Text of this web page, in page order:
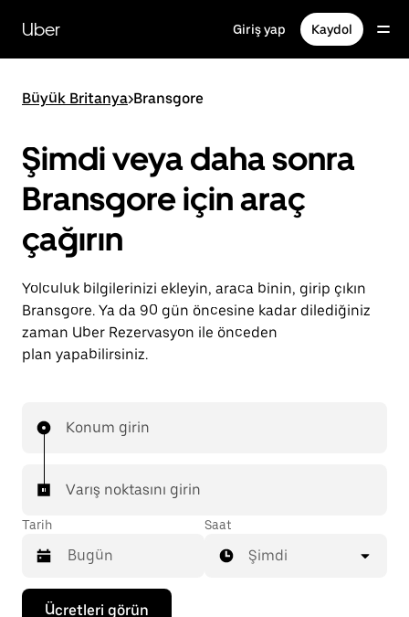
içeriğe
gidinUber Giriş yap Kaydol
Büyük Britanya>Bransgore
Şimdi veya daha sonra
Bransgore için araç
çağırın
Yolculuk bilgilerinizi ekleyin, araca binin, girip çıkın
Bransgore. Ya da 90 gün öncesine kadar dilediğiniz
zaman Uber Rezervasyon ile önceden
plan yapabilirsiniz.
Konum girin
Varış noktasını girin
Tarih
Takvimle
Saat
Şimdi
Ücretleri görün